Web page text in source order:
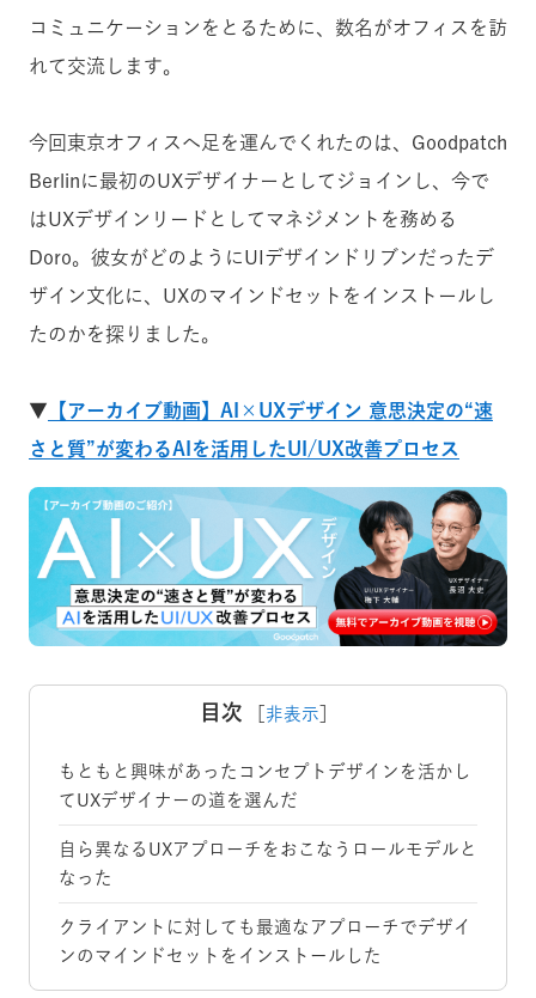
コミュニケーションをとるために、数名がオフィスを訪
れて交流します。
今回東京オフィスへ足を運んでくれたのは、Goodpatch
Berlinに最初のUXデザイナーとしてジョインし、今で
はUXデザインリードとしてマネジメントを務める
Doro。彼女がどのようにUIデザインドリブンだったデ
ザイン文化に、UXのマインドセットをインストールし
たのかを探りました。
▼ 【アーカイブ動画】AI×UXデザイン 意思決定の“速
さと質”が変わるAIを活用したUI/UX改善プロセス
目次 非表示
もともと興味があったコンセプトデザインを活かし
てUXデザイナーの道を選んだ
自ら異なるUXアプローチをおこなうロールモデルと
なった
クライアントに対しても最適なアプローチでデザイ
ンのマインドセットをインストールした